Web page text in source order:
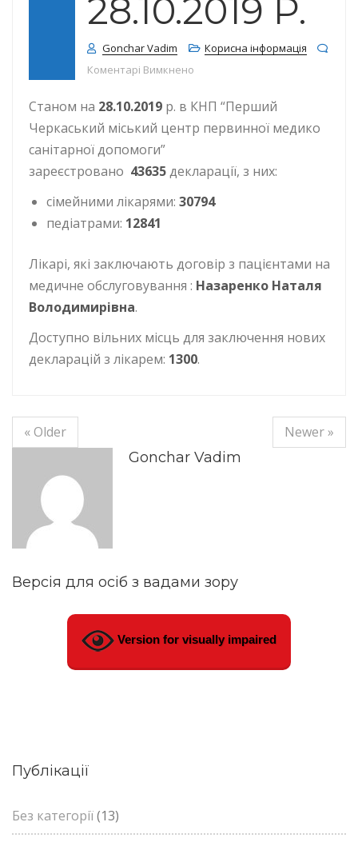
28.10.2019 Р.
Gonchar Vadim
Корисна інформація
Коментарі Вимкнено
Станом на 28.10.2019 р. в КНП “Перший
Черкаський міський центр первинної медико
санітарної допомоги”
зареєстровано 43635декларації, з них:
сімейними лікарями: 30794
педіатрами: 12841
Лікарі, які заключають договір з пацієнтами на
медичне обслуговування : Назаренко Наталя
Володимирівна.
Доступно вільних місць для заключення нових
декларацій з лікарем: 1300.
« Older
Newer »
Gonchar Vadim
Версія для осіб з вадами зору
Version for visually impaired
Публікації
Без категорії(13)